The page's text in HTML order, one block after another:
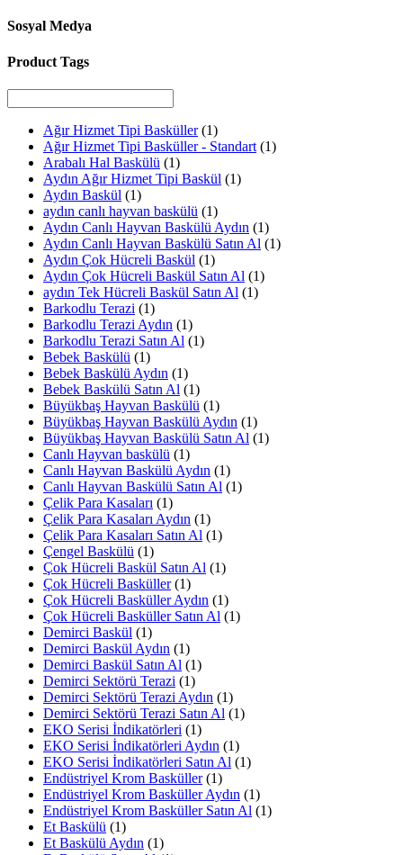
Sosyal Medya
Product Tags
Ağır Hizmet Tipi Basküller (1)
Ağır Hizmet Tipi Basküller - Standart (1)
Arabalı Hal Baskülü (1)
Aydın Ağır Hizmet Tipi Baskül (1)
Aydın Baskül (1)
aydın canlı hayvan baskülü (1)
Aydın Canlı Hayvan Baskülü Aydın (1)
Aydın Canlı Hayvan Baskülü Satın Al (1)
Aydın Çok Hücreli Baskül (1)
Aydın Çok Hücreli Baskül Satın Al (1)
aydın Tek Hücreli Baskül Satın Al (1)
Barkodlu Terazi (1)
Barkodlu Terazi Aydın (1)
Barkodlu Terazi Satın Al (1)
Bebek Baskülü (1)
Bebek Baskülü Aydın (1)
Bebek Baskülü Satın Al (1)
Büyükbaş Hayvan Baskülü (1)
Büyükbaş Hayvan Baskülü Aydın (1)
Büyükbaş Hayvan Baskülü Satın Al (1)
Canlı Hayvan baskülü (1)
Canlı Hayvan Baskülü Aydın (1)
Canlı Hayvan Baskülü Satın Al (1)
Çelik Para Kasaları (1)
Çelik Para Kasaları Aydın (1)
Çelik Para Kasaları Satın Al (1)
Çengel Baskülü (1)
Çok Hücreli Baskül Satın Al (1)
Çok Hücreli Basküller (1)
Çok Hücreli Basküller Aydın (1)
Çok Hücreli Basküller Satın Al (1)
Demirci Baskül (1)
Demirci Baskül Aydın (1)
Demirci Baskül Satın Al (1)
Demirci Sektörü Terazi (1)
Demirci Sektörü Terazi Aydın (1)
Demirci Sektörü Terazi Satın Al (1)
EKO Serisi İndikatörleri (1)
EKO Serisi İndikatörleri Aydın (1)
EKO Serisi İndikatörleri Satın Al (1)
Endüstriyel Krom Basküller (1)
Endüstriyel Krom Basküller Aydın (1)
Endüstriyel Krom Basküller Satın Al (1)
Et Baskülü (1)
Et Baskülü Aydın (1)